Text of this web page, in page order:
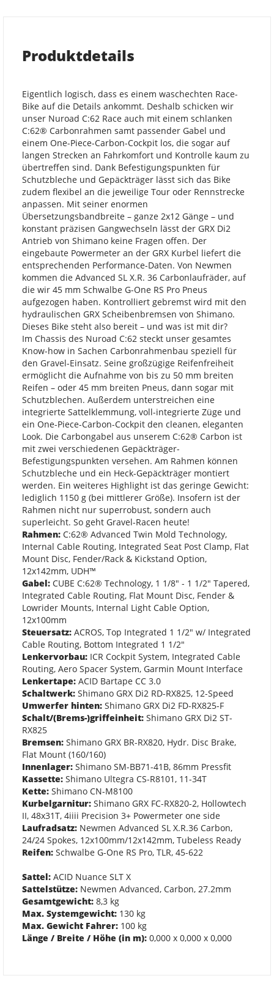
Produktdetails
Eigentlich logisch, dass es einem waschechten Race-
Bike auf die Details ankommt. Deshalb schicken wir
unser Nuroad C:62 Race auch mit einem schlanken
C:62® Carbonrahmen samt passender Gabel und
einem One-Piece-Carbon-Cockpit los, die sogar auf
langen Strecken an Fahrkomfort und Kontrolle kaum zu
übertreffen sind. Dank Befestigungspunkten für
Schutzbleche und Gepäckträger lässt sich das Bike
zudem flexibel an die jeweilige Tour oder Rennstrecke
anpassen. Mit seiner enormen
Übersetzungsbandbreite – ganze 2x12 Gänge – und
konstant präzisen Gangwechseln lässt der GRX Di2
Antrieb von Shimano keine Fragen offen. Der
eingebaute Powermeter an der GRX Kurbel liefert die
entsprechenden Performance-Daten. Von Newmen
kommen die Advanced SL X.R. 36 Carbonlaufräder, auf
die wir 45 mm Schwalbe G-One RS Pro Pneus
aufgezogen haben. Kontrolliert gebremst wird mit den
hydraulischen GRX Scheibenbremsen von Shimano.
Dieses Bike steht also bereit – und was ist mit dir?
Im Chassis des Nuroad C:62 steckt unser gesamtes
Know-how in Sachen Carbonrahmenbau speziell für
den Gravel-Einsatz. Seine großzügige Reifenfreiheit
ermöglicht die Aufnahme von bis zu 50 mm breiten
Reifen – oder 45 mm breiten Pneus, dann sogar mit
Schutzblechen. Außerdem unterstreichen eine
integrierte Sattelklemmung, voll-integrierte Züge und
ein One-Piece-Carbon-Cockpit den cleanen, eleganten
Look. Die Carbongabel aus unserem C:62® Carbon ist
mit zwei verschiedenen Gepäckträger-
Befestigungspunkten versehen. Am Rahmen können
Schutzbleche und ein Heck-Gepäckträger montiert
werden. Ein weiteres Highlight ist das geringe Gewicht:
lediglich 1150 g (bei mittlerer Größe). Insofern ist der
Rahmen nicht nur superrobust, sondern auch
superleicht. So geht Gravel-Racen heute!
Rahmen: C:62® Advanced Twin Mold Technology,
Internal Cable Routing, Integrated Seat Post Clamp, Flat
Mount Disc, Fender/Rack & Kickstand Option,
12x142mm, UDH™
Gabel: CUBE C:62® Technology, 1 1/8" - 1 1/2" Tapered,
Integrated Cable Routing, Flat Mount Disc, Fender &
Lowrider Mounts, Internal Light Cable Option,
12x100mm
Steuersatz: ACROS, Top Integrated 1 1/2" w/ Integrated
Cable Routing, Bottom Integrated 1 1/2"
Lenkervorbau: ICR Cockpit System, Integrated Cable
Routing, Aero Spacer System, Garmin Mount Interface
Lenkertape: ACID Bartape CC 3.0
Schaltwerk: Shimano GRX Di2 RD-RX825, 12-Speed
Umwerfer hinten: Shimano GRX Di2 FD-RX825-F
Schalt/(Brems-)griffeinheit: Shimano GRX Di2 ST-
RX825
Bremsen: Shimano GRX BR-RX820, Hydr. Disc Brake,
Flat Mount (160/160)
Innenlager: Shimano SM-BB71-41B, 86mm Pressfit
Kassette: Shimano Ultegra CS-R8101, 11-34T
Kette: Shimano CN-M8100
Kurbelgarnitur: Shimano GRX FC-RX820-2, Hollowtech
II, 48x31T, 4iiii Precision 3+ Powermeter one side
Laufradsatz: Newmen Advanced SL X.R.36 Carbon,
24/24 Spokes, 12x100mm/12x142mm, Tubeless Ready
Reifen: Schwalbe G-One RS Pro, TLR, 45-622
Sattel: ACID Nuance SLT X
Sattelstütze: Newmen Advanced, Carbon, 27.2mm
Gesamtgewicht: 8,3 kg
Max. Systemgewicht: 130 kg
Max. Gewicht Fahrer: 100 kg
Länge / Breite / Höhe (in m): 0,000 x 0,000 x 0,000